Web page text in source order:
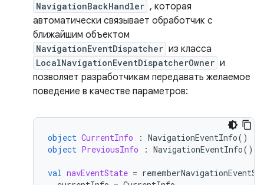
NavigationBackHandler , которая
автоматически связывает обработчик с
ближайшим объектом
NavigationEventDispatcher из класса
LocalNavigationEventDispatcherOwner и
позволяет разработчикам передавать желаемое
поведение в качестве параметров:
object CurrentInfo : NavigationEventInfo()
object PreviousInfo : NavigationEventInfo()
val navEventState =